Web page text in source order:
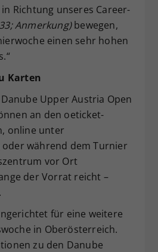
Richtung unseres Career-
Anmerkung)bewegen,
einen sehr hohen
Karten
Upper Austria Open
an den oeticket-
online unter
oder während dem Turnier
vor Ort
der Vorrat reicht –
für eine weitere
in Oberösterreich.
zu den Danube